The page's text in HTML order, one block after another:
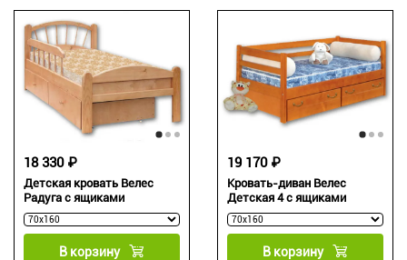
Детская кровать Велес
Радуга с ящиками
18 330 ₽
В корзину
Кровать-диван Велес
Детская 4 с ящиками
19 170 ₽
В корзину